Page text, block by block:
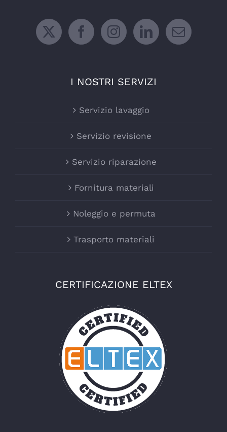
I NOSTRI SERVIZI
Servizio lavaggio
Servizio revisione
Servizio riparazione
Fornitura materiali
Noleggio e permuta
Trasporto materiali
CERTIFICAZIONE ELTEX